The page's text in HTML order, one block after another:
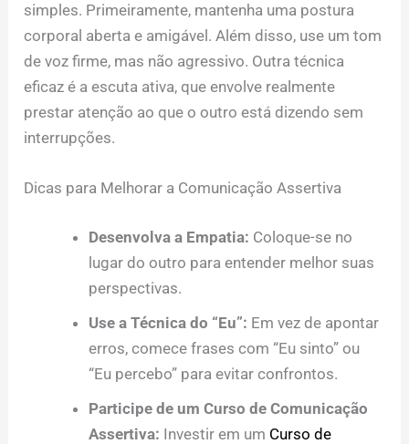
simples. Primeiramente, mantenha uma postura
corporal aberta e amigável. Além disso, use um tom
de voz firme, mas não agressivo. Outra técnica
eficaz é a escuta ativa, que envolve realmente
prestar atenção ao que o outro está dizendo sem
interrupções.
Dicas para Melhorar a Comunicação Assertiva
Desenvolva a Empatia: Coloque-se no
lugar do outro para entender melhor suas
perspectivas.
Use a Técnica do “Eu”: Em vez de apontar
erros, comece frases com “Eu sinto” ou
“Eu percebo” para evitar confrontos.
Participe de um Curso de Comunicação
Assertiva: Investir em um Curso de